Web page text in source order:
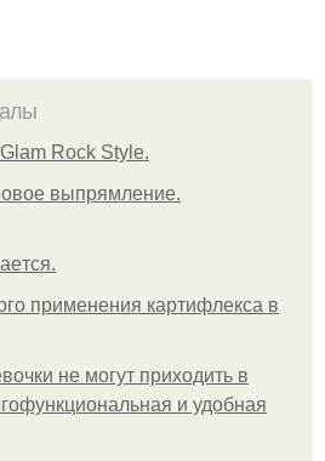
Rock Style.
выпрямление.
применения картифлекса в
не могут приходить в
и удобная